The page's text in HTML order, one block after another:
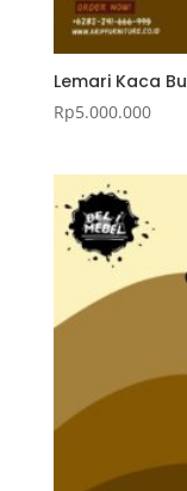
Lemari Kaca
Rp5.000.000